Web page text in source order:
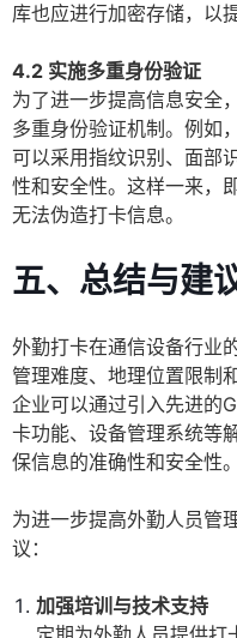
库也应进行加密存储，以
4.2 实施多重身份验证
为了进一步提高信息安全
多重身份验证机制。例如
可以采用指纹识别、面部
性和安全性。这样一来，
无法伪造打卡信息。
五、总结与建
外勤打卡在通信设备行业
管理难度、地理位置限制
企业可以通过引入先进的
卡功能、设备管理系统等
保信息的准确性和安全性。
为进一步提高外勤人员管
议：
加强培训与技术支持